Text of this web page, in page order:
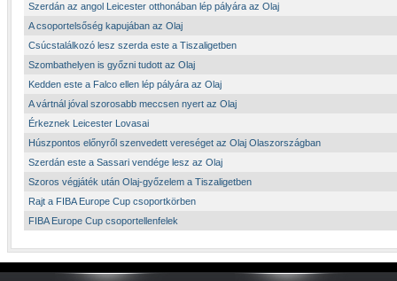
Szerdán az angol Leicester otthonában lép pályára az Olaj
A csoportelsőség kapujában az Olaj
Csúcstalálkozó lesz szerda este a Tiszaligetben
Szombathelyen is győzni tudott az Olaj
Kedden este a Falco ellen lép pályára az Olaj
A vártnál jóval szorosabb meccsen nyert az Olaj
Érkeznek Leicester Lovasai
Húszpontos előnyről szenvedett vereséget az Olaj Olaszországban
Szerdán este a Sassari vendége lesz az Olaj
Szoros végjáték után Olaj-győzelem a Tiszaligetben
Rajt a FIBA Europe Cup csoportkörben
FIBA Europe Cup csoportellenfelek